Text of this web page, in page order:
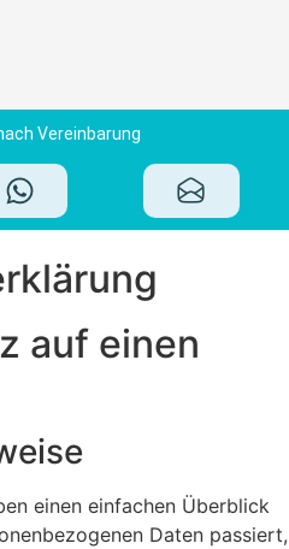
Vereinbarung
auf einen
einen einfachen Überblick
Daten passiert,